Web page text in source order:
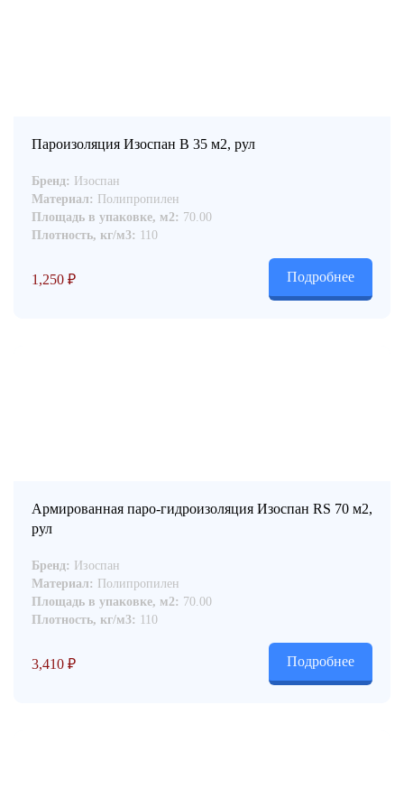
Пароизоляция Изоспан B 35 м2, рул
Бренд: Изоспан
Материал: Полипропилен
Площадь в упаковке, м2: 70.00
Плотность, кг/м3: 110
1,250 ₽ Подробнее
Армированная паро-гидроизоляция Изоспан RS 70 м2,
рул
Бренд: Изоспан
Материал: Полипропилен
Площадь в упаковке, м2: 70.00
Плотность, кг/м3: 110
3,410 ₽ Подробнее